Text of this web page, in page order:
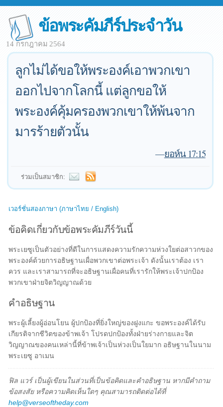
ข้อพระคัมภีร์ประจำวัน
14 กรกฎาคม 2564
ลูกไม่ได้ขอให้พระองค์เอาพวกเขา
ออกไปจากโลกนี้ แต่ลูกขอให้
พระองค์คุ้มครองพวกเขาให้พ้นจาก
มารร้ายตัวนั้น
—ยอห์น 17:15
ร่วมเป็นสมาชิก:
เวอร์ชั่นสองภาษา (ภาษาไทย / English)
ข้อคิดเกี่ยวกับข้อพระคัมภีร์วันนี้
พระเยซูเป็นตัวอย่างที่ดีในการแสดงความรักความห่วงใยต่อสาวกของ
พระองค์ด้วยการอธิษฐานเผื่อพวกเขาต่อพระเจ้า ดังนั้นเราต้อง เรา
ควร และเราสามารถที่จะอธิษฐานเผื่อคนที่เรารักให้พระเจ้าปกป้อง
พวกเขาฝ่ายจิตวิญญาณด้วย
คำอธิษฐาน
พระผู้เลี้ยงผู้อ่อนโยน ผู้ปกป้องที่ยิ่งใหญ่ของฝูงแกะ ขอพระองค์ได้รับ
เกียรติจากชีวิตของข้าพเจ้า โปรดปกป้องทั้งฝ่ายร่างกายและจิต
วิญญาณของคนเหล่านี้ที่ข้าพเจ้าเป็นห่วงเป็นใยมาก อธิษฐานในนาม
พระเยซู อาเมน
ฟิล แวร์ เป็นผู้เขียนในส่วนที่เป็นข้อคิดและคำอธิษฐาน หากมีคำถาม
ข้อสงสัย หรือความคิดเห็นใดๆ คุณสามารถติดต่อได้ที่
help@verseoftheday.com